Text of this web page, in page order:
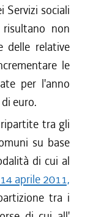
Servizi sociali
non
delle relative
le
per l'anno
euro.
tra gli
su base
di cui al
aprile 2011,
tra i